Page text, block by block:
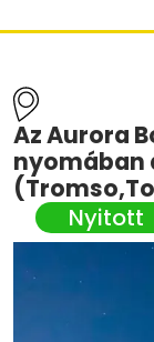
Az Aurora
nyomában